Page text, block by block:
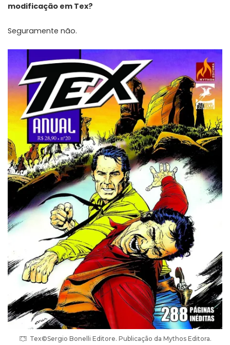
modificação em Tex?
Seguramente não.
Tex©Sergio Bonelli Editore. Publicação da Mythos Editora.